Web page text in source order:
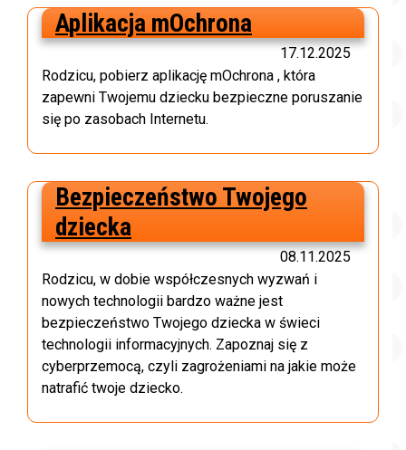
Aplikacja mOchrona
17.12.2025
Rodzicu, pobierz aplikację mOchrona , która
zapewni Twojemu dziecku bezpieczne poruszanie
się po zasobach Internetu.
Bezpieczeństwo Twojego
dziecka
08.11.2025
Rodzicu, w dobie współczesnych wyzwań i
nowych technologii bardzo ważne jest
bezpieczeństwo Twojego dziecka w świeci
technologii informacyjnych. Zapoznaj się z
cyberprzemocą, czyli zagrożeniami na jakie może
natrafić twoje dziecko.